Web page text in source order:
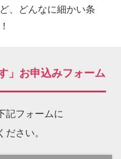
、どんなに細かい条
」お申込みフォーム
記フォームに
ださい。